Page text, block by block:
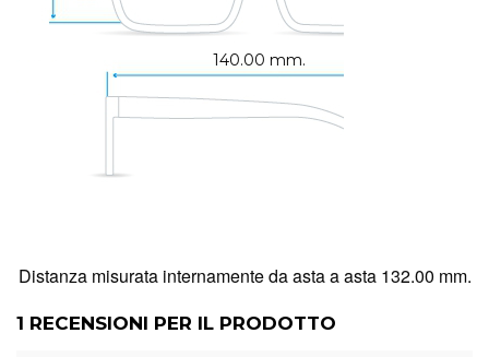
140.00 mm.
Distanza misurata internamente da asta a asta 132.00 mm.
1 RECENSIONI PER IL PRODOTTO